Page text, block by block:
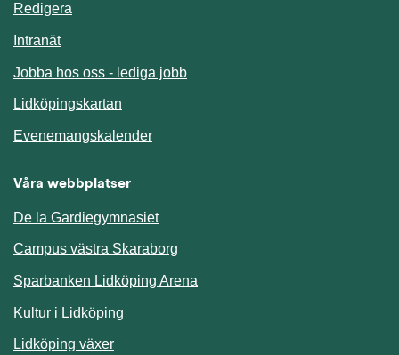
Redigera
IntranätLänk till annan webbplats.
Jobba hos oss - lediga jobb
Lidköpingskartan
EvenemangskalenderLänk till annan webbplats.
Våra webbplatser
De la Gardiegymnasiet
Campus västra Skaraborg
Sparbanken Lidköping Arena
Kultur i Lidköping
Lidköping växer